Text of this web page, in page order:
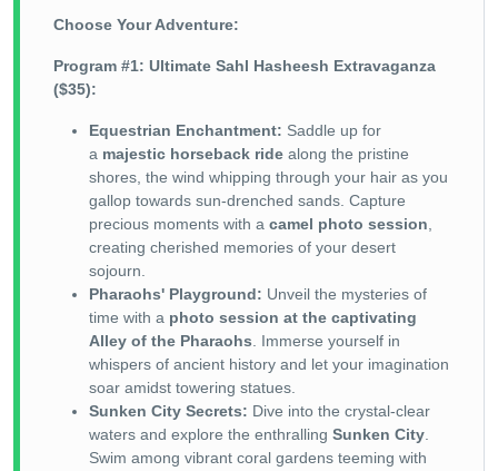
Choose Your Adventure:
Program #1: Ultimate Sahl Hasheesh Extravaganza
($35):
Equestrian Enchantment: Saddle up for
a majestic horseback ride along the pristine
shores, the wind whipping through your hair as you
gallop towards sun-drenched sands. Capture
precious moments with a camel photo session
creating cherished memories of your desert
sojourn.
Pharaohs' Playground: Unveil the mysteries of
time with a photo session at the captivating
Alley of the Pharaohs . Immerse yourself in
whispers of ancient history and let your imagination
soar amidst towering statues.
Sunken City Secrets: Dive into the crystal-clear
waters and explore the enthralling Sunken City
Swim among vibrant coral gardens teeming with